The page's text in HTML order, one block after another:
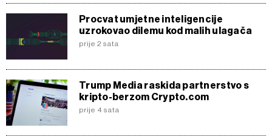
Procvat umjetne inteligencije
uzrokovao dilemu kod malih ulagača
prije 2 sata
Trump Media raskida partnerstvo s
kripto-berzom Crypto.com
prije 4 sata